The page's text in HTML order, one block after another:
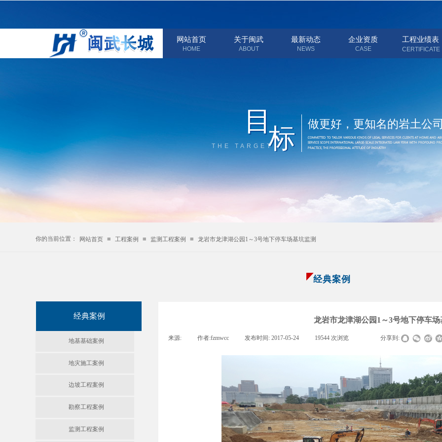
目
目
标
标 做更好，更知名的岩土公
THE TARGET
网站首页 关于闽武 最新动态 企业资质 工程业绩表
HOME ABOUT NEWS CASE CERTIFICATE
你的当前位置： 网站首页 ≡ 工程案例 ≡ 监测工程案例 ≡ 龙岩市龙津湖公园1～3号地下停车场基坑监测
经典案例
龙岩市龙津湖公园1～3号地下停车
来源: 作者:fzmwcc 发布时间: 2017-05-24 19544 次浏览 分享到:
经典案例
地基基础案例
地灾施工案例
边坡工程案例
勘察工程案例
监测工程案例